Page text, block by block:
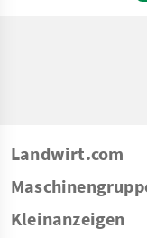
Landwirt.com
Kleinanzeigen